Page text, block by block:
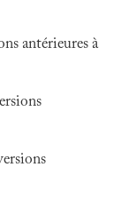
antérieures à